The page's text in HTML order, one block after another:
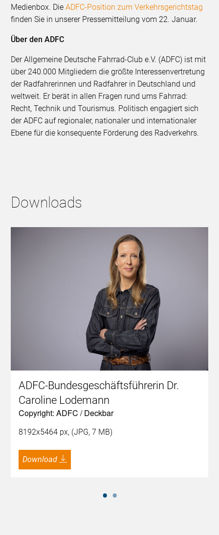
Medienbox. DieADFC-Position zum Verkehrsgerichtstag
finden Sie in unserer Pressemitteilung vom 22. Januar.
Über den ADFC
Der Allgemeine Deutsche Fahrrad-Club e.V. (ADFC) ist mit
über 240.000 Mitgliedern die größte Interessenvertretung
der Radfahrerinnen und Radfahrer in Deutschland und
weltweit. Er berät in allen Fragen rund ums Fahrrad:
Recht, Technik und Tourismus. Politisch engagiert sich
der ADFC auf regionaler, nationaler und internationaler
Ebene für die konsequente Förderung des Radverkehrs.
Downloads
ADFC-Bundesgeschäftsführerin Dr.
Caroline Lodemann
Copyright: ADFC / Deckbar
8192x5464 px, (JPG, 7 MB)
Download